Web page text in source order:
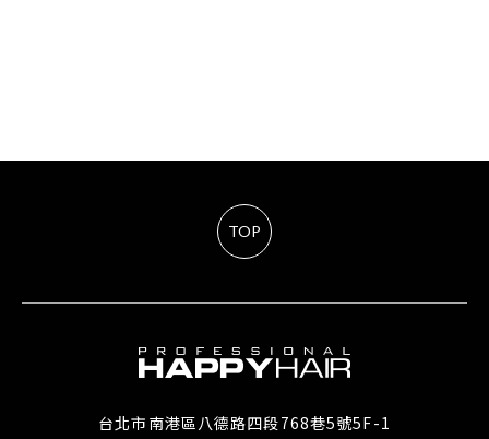
TOP
台北市南港區八德路四段768巷5號5F-1